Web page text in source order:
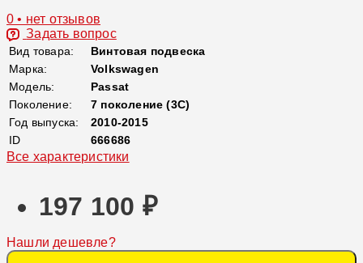
0 • нет отзывов
Задать вопрос
Вид товара:
Винтовая подвеска
Марка:
Volkswagen
Модель:
Passat
Поколение:
7 поколение (3C)
Год выпуска:
2010-2015
ID
666686
Все характеристики
197 100 ₽
Нашли дешевле?